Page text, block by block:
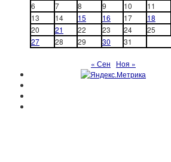
6
7 8 9 10 11
13
14 15 16 17 18
20
21 22 23 24 25
27
28 29 30 31
« Сен Ноя »